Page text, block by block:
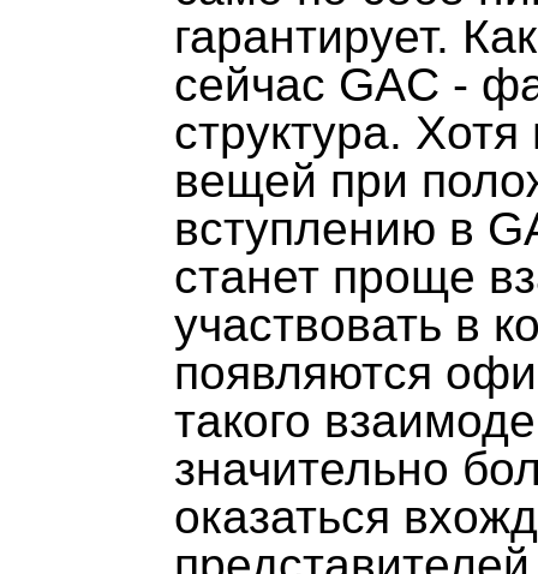
гарантирует.
сейчас GAC -
структура.
вещей при
вступлению в
станет проще
участвовать в
появляются
такого
значительно
оказаться